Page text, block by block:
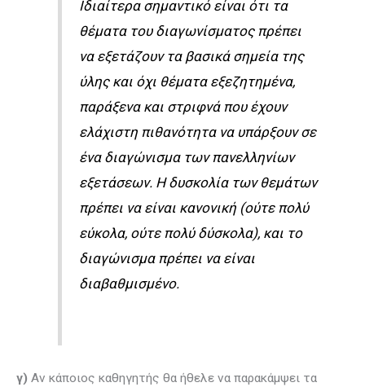
Ιδιαίτερα σημαντικό είναι ότι τα
θέματα του διαγωνίσματος πρέπει
να εξετάζουν τα βασικά σημεία της
ύλης και όχι θέματα εξεζητημένα,
παράξενα και στριφνά που έχουν
ελάχιστη πιθανότητα να υπάρξουν σε
ένα διαγώνισμα των πανελληνίων
εξετάσεων. H δυσκολία των θεμάτων
πρέπει να είναι κανονική (ούτε πολύ
εύκολα, ούτε πολύ δύσκολα), και το
διαγώνισμα πρέπει να είναι
διαβαθμισμένο.
γ) Αν κάποιος καθηγητής θα ήθελε να παρακάμψει τα